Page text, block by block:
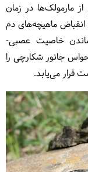
مارمولک‌ها در زمان
ماهیچه‌های دم
خاصیت عصبی-
جانور شکارچی را
فرار می‌یابد.